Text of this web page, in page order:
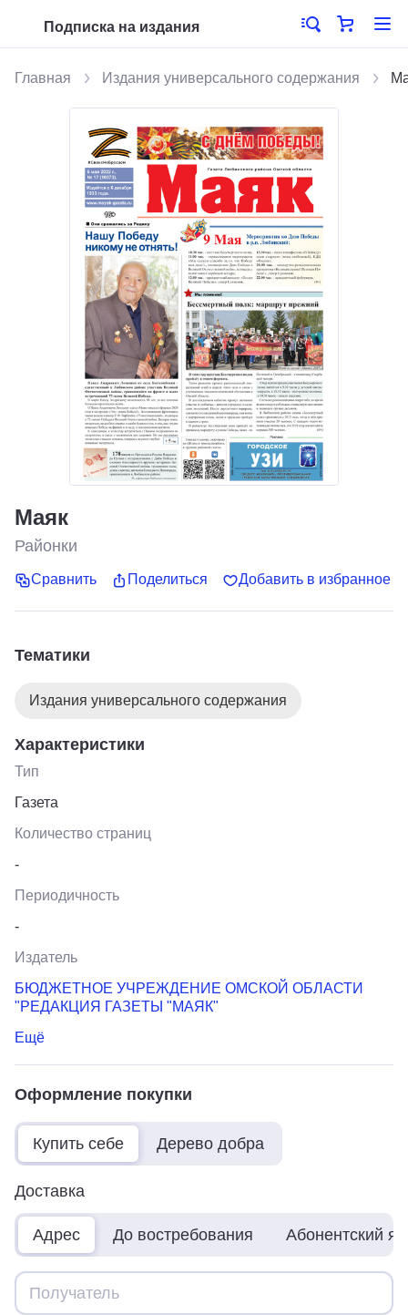
Подписка на издания
Главная Издания универсального содержания
Маяк
Районки
Сравнить Поделиться Добавить в избранное
Тематики
Издания универсального содержания
Характеристики
Тип
Газета
Количество страниц
-
Периодичность
-
Издатель
БЮДЖЕТНОЕ УЧРЕЖДЕНИЕ ОМСКОЙ ОБЛАСТИ
"РЕДАКЦИЯ ГАЗЕТЫ "МАЯК"
Ещё
Оформление покупки
Купить себе Дерево добра
Доставка
Адрес До востребования Абонентский